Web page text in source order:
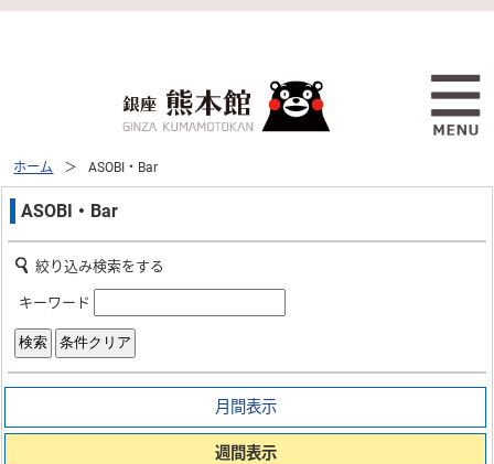
ホーム ASOBI・Bar
ASOBI・Bar
絞り込み検索をする
キーワード
月間表示
週間表示